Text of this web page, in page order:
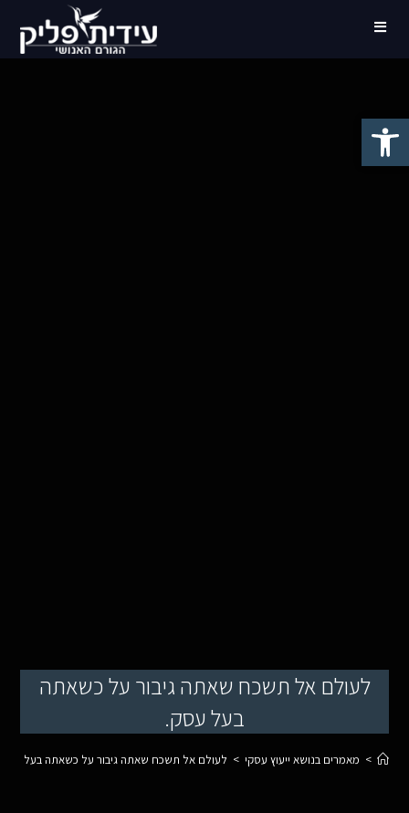
פתח סרגל נגישות
לעולם אל תשכח שאתה גיבור על כשאתה
בעל עסק.
> מאמרים בנושא ייעוץ עסקי > לעולם אל תשכח שאתה גיבור על כשאתה בעל